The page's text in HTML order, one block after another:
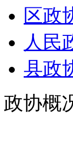
区政
人民
县政
政协概